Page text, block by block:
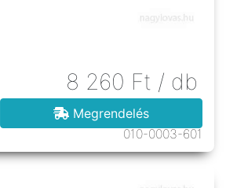
8 260 Ft / db
Megrendelés
010-0003-601